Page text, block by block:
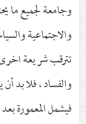
وجامعة لجميع ما
والاجتماعية
تترقب شريعة
والفساد ، فلا بد
فيشمل المعمورة بعد